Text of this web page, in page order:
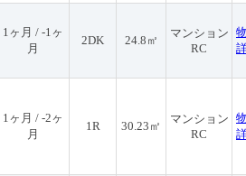
1ヶ月 / -1ヶ
月
2DK 24.8㎡
マンション
RC
1ヶ月 / -2ヶ
月
1R 30.23㎡
マンション
RC